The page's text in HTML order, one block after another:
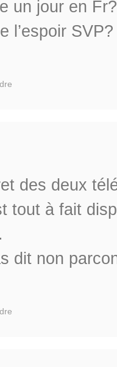
un jour en
l’espoir
des deux
tout à fait
dit non